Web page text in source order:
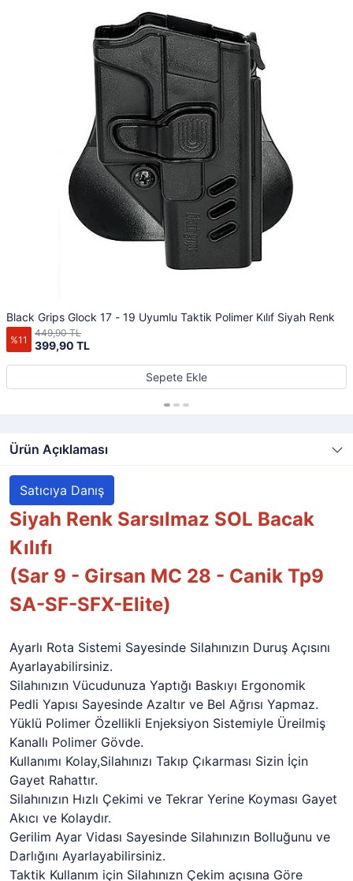
Black Grips Glock 17 - 19 Uyumlu Taktik Polimer Kılıf Siyah Renk
%11 399,90 TL
449,90 TL
Sepete Ekle
Ürün Açıklaması
Satıcıya Danış
Siyah Renk Sarsılmaz SOL Bacak
Kılıfı
(Sar 9 - Girsan MC 28 - Canik Tp9
SA-SF-SFX-Elite)
Ayarlı Rota Sistemi Sayesinde Silahınızın Duruş Açısını
Ayarlayabilirsiniz.
Silahınızın Vücudunuza Yaptığı Baskıyı Ergonomik
Pedli Yapısı Sayesinde Azaltır ve Bel Ağrısı Yapmaz.
Yüklü Polimer Özellikli Enjeksiyon Sistemiyle Üreilmiş
Kanallı Polimer Gövde.
Kullanımı Kolay,Silahınızı Takıp Çıkarması Sizin İçin
Gayet Rahattır.
Silahınızın Hızlı Çekimi ve Tekrar Yerine Koyması Gayet
Akıcı ve Kolaydır.
Gerilim Ayar Vidası Sayesinde Silahınızın Bolluğunu ve
Darlığını Ayarlayabilirsiniz.
Taktik Kullanım için Silahınızn Çekim açısına Göre